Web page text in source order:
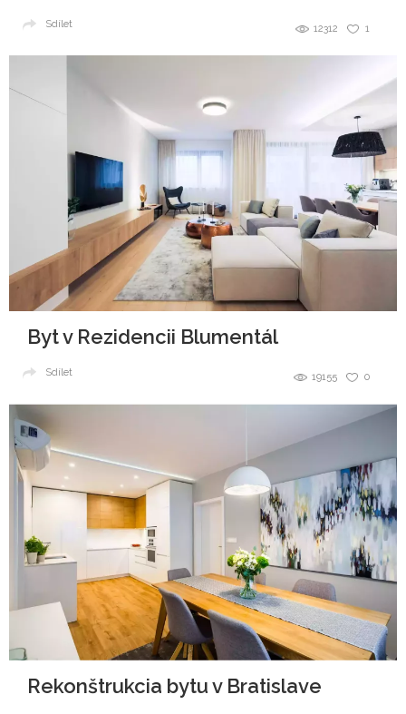
1
12312
Sdílet
Byt v Rezidencii Blumentál
0
19155
Sdílet
Rekonštrukcia bytu v Bratislave